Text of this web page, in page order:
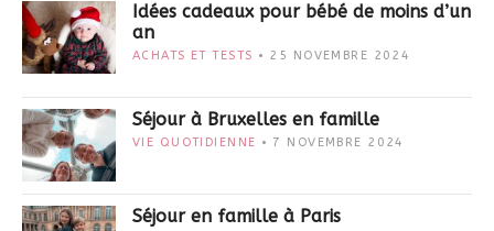
Idées cadeaux pour bébé de moins d’un
an
ACHATS ET TESTS 25 NOVEMBRE 2024
Séjour à Bruxelles en famille
VIE QUOTIDIENNE 7 NOVEMBRE 2024
Séjour en famille à Paris